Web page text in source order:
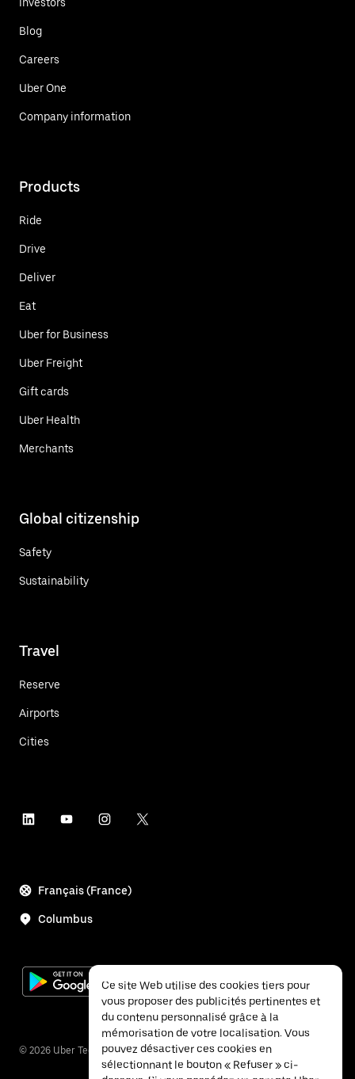
Blog
Careers
Uber One
Company information
Products
Ride
Drive
Deliver
Eat
Uber for Business
Uber Freight
Gift cards
Uber Health
Merchants
Global citizenship
Safety
Sustainability
Travel
Reserve
Airports
Cities
Français (France)
Columbus
© 2026 Uber Technologies Inc.
Ce site Web utilise des cookies tiers pour
vous proposer des publicités pertinentes et
du contenu personnalisé grâce à la
mémorisation de votre localisation. Vous
pouvez désactiver ces cookies en
sélectionnant le bouton « Refuser » ci-